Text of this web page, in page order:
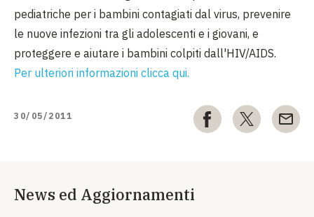
pediatriche per i bambini contagiati dal virus, prevenire
le nuove infezioni tra gli adolescenti e i giovani, e
proteggere e aiutare i bambini colpiti dall'HIV/AIDS.
Per ulteriori informazioni clicca qui.
30/05/2011
News ed Aggiornamenti